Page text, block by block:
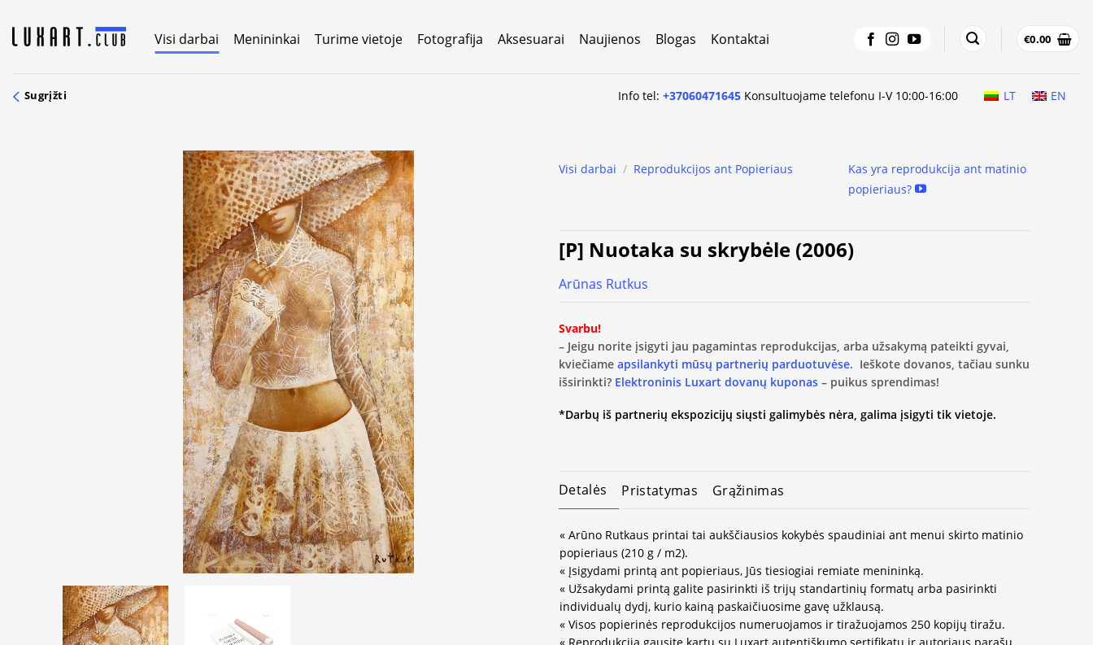
content
Visi darbai Menininkai Turime vietoje Fotografija Aksesuarai Naujienos Blogas Kontaktai €0.00
Sugrįžti Info tel:+37060471645 Konsultuojame telefonu I-V 10:00-16:00 LT EN
Visi darbai / Reprodukcijos ant Popieriaus
Kas yra reprodukcija ant matinio
popieriaus?
[P] Nuotaka su skrybėle (2006)
Arūnas Rutkus
Svarbu!
– Jeigu norite įsigyti jau pagamintas reprodukcijas, arba užsakymą pateikti gyvai,
kviečiame apsilankyti mūsų partnerių parduotuvėse. Ieškote dovanos, tačiau sunku
išsirinkti? Elektroninis Luxart dovanų kuponas – puikus sprendimas!
*Darbų iš partnerių ekspozicijų siųsti galimybės nėra, galima įsigyti tik vietoje.
Detalės Pristatymas Grąžinimas
« Arūno Rutkaus printai tai aukščiausios kokybės spaudiniai ant menui skirto matinio
popieriaus (210 g / m2).
« Įsigydami printą ant popieriaus, Jūs tiesiogiai remiate menininką.
« Užsakydami printą galite pasirinkti iš trijų standartinių formatų arba pasirinkti
individualų dydį, kurio kainą paskaičiuosime gavę užklausą.
« Visos popierinės reprodukcijos numeruojamos ir tiražuojamos 250 kopijų tiražu.